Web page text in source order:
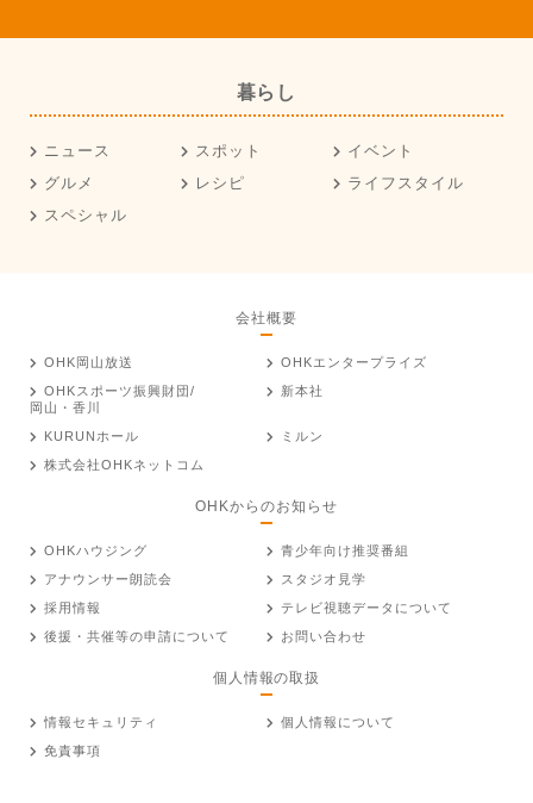
暮らし
ニュース スポット
イベント
グルメ
レシピ
ライフスタイル
スペシャル
会社概要
OHK岡山放送
OHKエンタープライズ
OHKスポーツ振興財団/
岡山・香川
新本社
KURUNホール
ミルン
株式会社OHKネットコム
OHKからのお知らせ
OHKハウジング
青少年向け推奨番組
アナウンサー朗読会
スタジオ見学
採用情報
テレビ視聴データについて
後援・共催等の申請について
お問い合わせ
個人情報の取扱
情報セキュリティ
個人情報について
免責事項